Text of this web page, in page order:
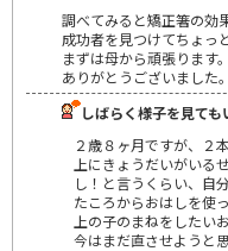
調べてみると矯正箸の効
成功者を見つけてちょっ
まずは母から頑張ります。
ありがとうございました。
しばらく様子を見て
２歳８ヶ月ですが、２
上にきょうだいがいる
し！と言うくらい、自
たころからおはしを使っ
上の子のまねをしたい
今はまだ直させようと